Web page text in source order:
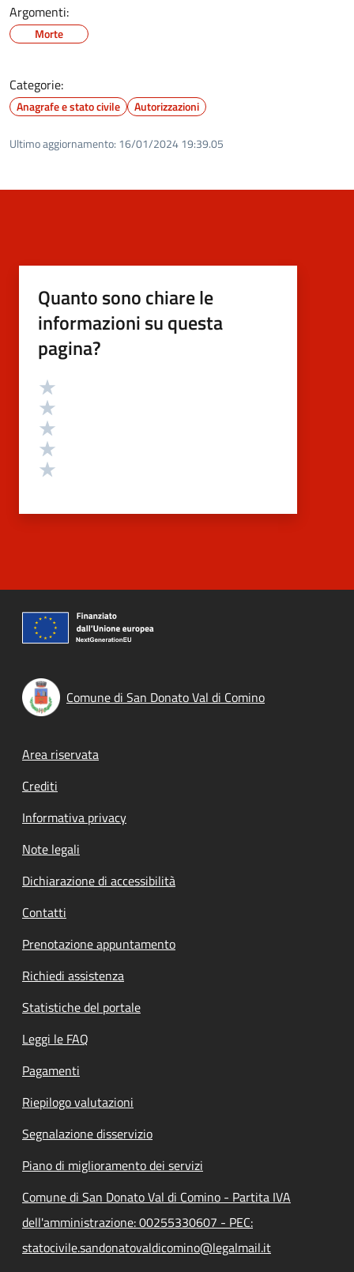
Argomenti:
Morte
Categorie:
Anagrafe e stato civile Autorizzazioni
Ultimo aggiornamento: 16/01/2024 19:39.05
Quanto sono chiare le
informazioni su questa
pagina?
Valutazione
Comune di San Donato Val di Comino
Footer menu
Area riservata
Crediti
Informativa privacy
Note legali
Dichiarazione di accessibilità
Contatti
Prenotazione appuntamento
Richiedi assistenza
Statistiche del portale
Leggi le FAQ
Pagamenti
Riepilogo valutazioni
Segnalazione disservizio
Piano di miglioramento dei servizi
Comune di San Donato Val di Comino - Partita IVA
dell'amministrazione: 00255330607 - PEC:
statocivile.sandonatovaldicomino@legalmail.it